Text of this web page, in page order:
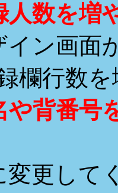
人数を増
ン画面
行数を
や背番号
更して